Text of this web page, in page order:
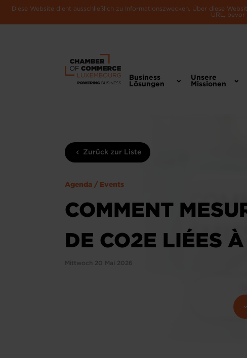
Diese Website dient ausschließlich zu Informationszwecken. Über diese
URL, bevor
Business
Lösungen
Unsere
Missionen
Zurück zur Liste
Agenda / Events
COMMENT
DE CO2E LIÉES
Mittwoch 20 Mai 2026